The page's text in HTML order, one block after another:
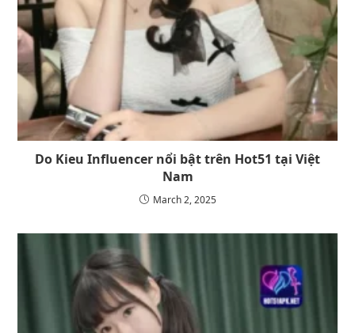
Do Kieu Influencer nổi bật trên Hot51 tại Việt
Nam
March 2, 2025